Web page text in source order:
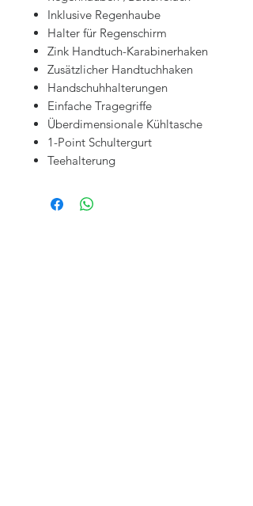
Inklusive Regenhaube
Halter für Regenschirm
Zink Handtuch-Karabinerhaken
Zusätzlicher Handtuchhaken
Handschuhhalterungen
Einfache Tragegriffe
Überdimensionale Kühltasche
1-Point Schultergurt
Teehalterung